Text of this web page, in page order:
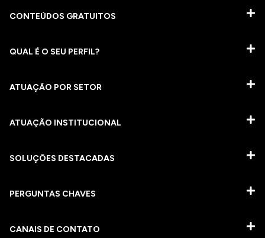
CONTEÚDOS GRATUITOS
QUAL É O SEU PERFIL?
ATUAÇÃO POR SETOR
ATUAÇÃO INSTITUCIONAL
SOLUÇÕES DESTACADAS
PERGUNTAS CHAVES​
CANAIS DE CONTATO